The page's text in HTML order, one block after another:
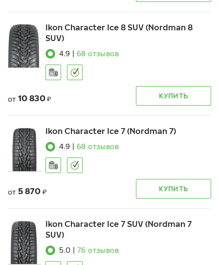
Ikon Character Ice 8 SUV (Nordman 8
SUV)
4.9 68 отзывов
от 10 830 ₽ КУПИТЬ
Ikon Character Ice 7 (Nordman 7)
4.9 68 отзывов
от 5 870 ₽ КУПИТЬ
Ikon Character Ice 7 SUV (Nordman 7
SUV)
5.0 76 отзывов